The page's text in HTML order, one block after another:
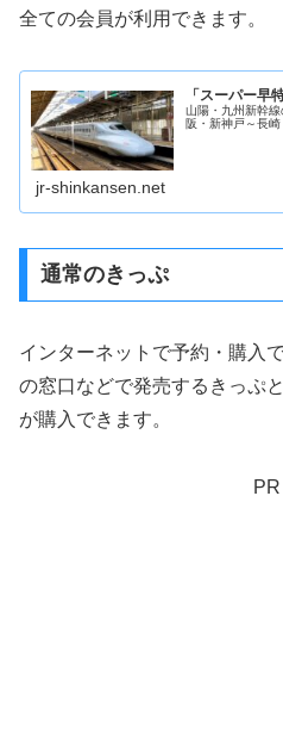
全ての会員が利用できます。
「スーパー早
山陽・九州新幹
阪・新神戸～長崎
jr-shinkansen.net
通常のきっぷ
インターネットで予約・購入
の窓口などで発売するきっぷ
が購入できます。
PR